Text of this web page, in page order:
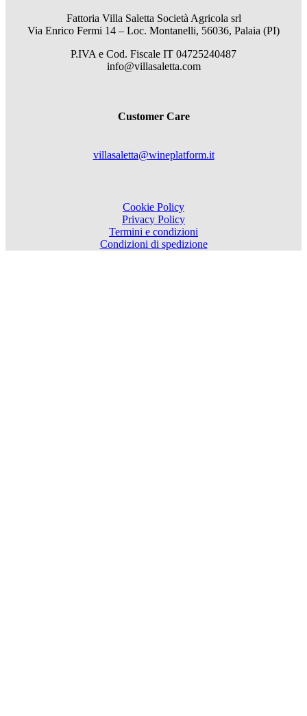
Fattoria Villa Saletta Società Agricola srl
Via Enrico Fermi 14 – Loc. Montanelli, 56036, Palaia (PI)
P.IVA e Cod. Fiscale IT 04725240487
info@villasaletta.com
Customer Care
villasaletta@wineplatform.it
Cookie Policy
Privacy Policy
Termini e condizioni
Condizioni di spedizione